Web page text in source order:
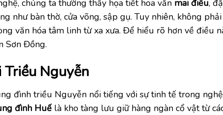
chúng ta thường thấy họa tiết hoa văn mai điểu,
như bàn thờ, cửa võng, sập gụ. Tuy nhiên, không
văn hóa tâm linh từ xa xưa. Để hiểu rõ hơn về điều
Sơn Đồng.
Triều Nguyễn
đình triều Nguyễn nổi tiếng với sự tinh tế trong
đình Huế là kho tàng lưu giữ hàng ngàn cổ vật từ